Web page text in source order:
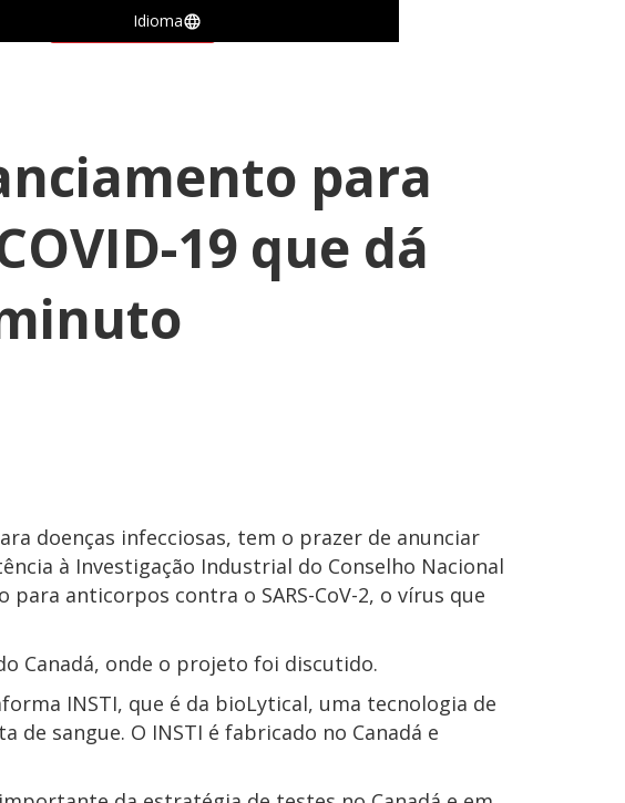
Idioma
Fala com a gente
para
19 que dá
doenças infecciosas, tem o prazer de anunciar
à Investigação Industrial do Conselho Nacional
anticorpos contra o SARS-CoV-2, o vírus que
Canadá, onde o projeto foi discutido.
INSTI, que é da bioLytical, uma tecnologia de
sangue. O INSTI é fabricado no Canadá e